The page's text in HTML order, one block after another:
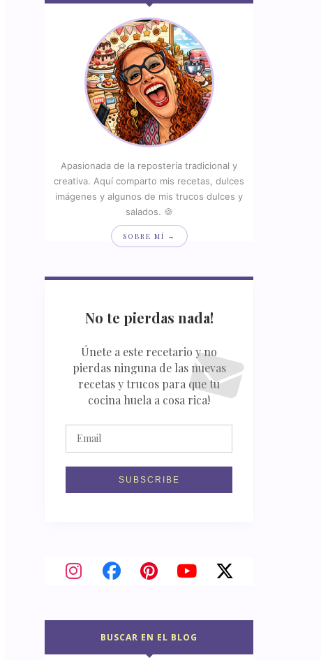
Apasionada de la repostería tradicional y
creativa. Aquí comparto mis recetas, dulces
imágenes y algunos de mis trucos dulces y
salados. 🍪
SOBRE MÍ →
No te pierdas nada!
Únete a este recetario y no
pierdas ninguna de las nuevas
recetas y trucos para que tu
cocina huela a cosa rica!
BUSCAR EN EL BLOG